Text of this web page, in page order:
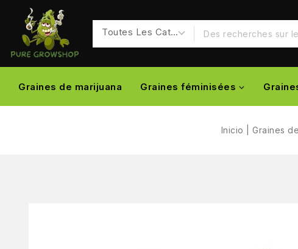
Graines de marijuana Graines féminisées
Inicio Graines